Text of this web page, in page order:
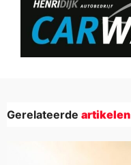
Gerelateerde artikelen